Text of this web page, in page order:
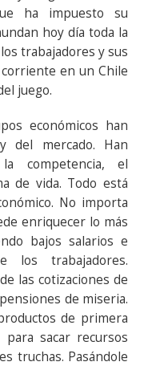
ha impuesto su
hoy día toda la
trabajadores y sus
en un Chile
juego.
económicos han
del mercado. Han
competencia, el
de vida. Todo está
No importa
enriquecer lo más
bajos salarios e
los trabajadores.
las cotizaciones de
de miseria.
de primera
para sacar recursos
truchas. Pasándole